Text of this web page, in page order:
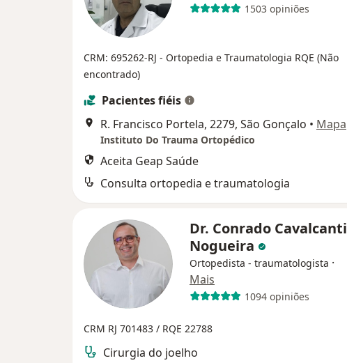
1503 opiniões
CRM: 695262-RJ - Ortopedia e Traumatologia RQE (Não
encontrado)
Pacientes fiéis
R. Francisco Portela, 2279, São Gonçalo • Mapa
Instituto Do Trauma Ortopédico
Aceita Geap Saúde
Consulta ortopedia e traumatologia
Dr. Conrado Cavalcanti
Nogueira
Ortopedista - traumatologista ·
Mais
1094 opiniões
CRM RJ 701483 / RQE 22788
Cirurgia do joelho